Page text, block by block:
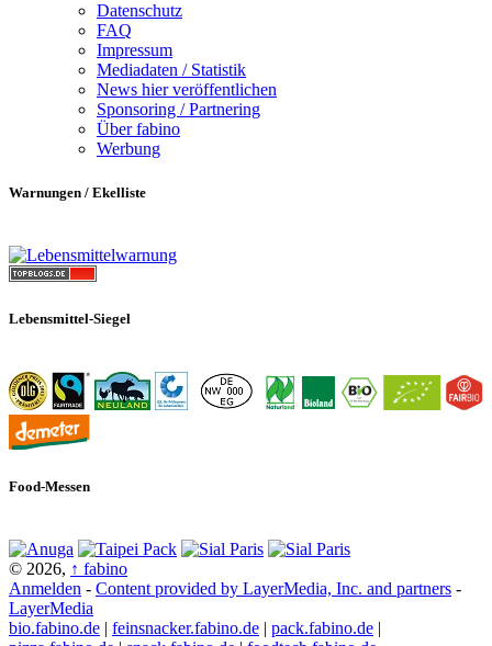
Datenschutz
FAQ
Impressum
Mediadaten / Statistik
News hier veröffentlichen
Sponsoring / Partnering
Über fabino
Werbung
Warnungen / Ekelliste
Lebensmittel-Siegel
Food-Messen
© 2026, ↑ fabino
Anmelden - Content provided by LayerMedia, Inc. and partners -
LayerMedia
bio.fabino.de | feinsnacker.fabino.de | pack.fabino.de |